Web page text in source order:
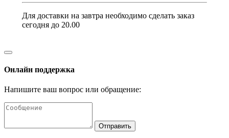
Для доставки на завтра необходимо сделать заказ
сегодня до 20.00
Онлайн поддержка
Напишите ваш вопрос или обращение:
Отправить